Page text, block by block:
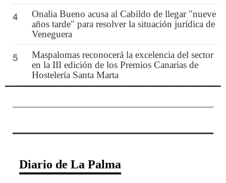
4
Onalia Bueno acusa al Cabildo de llegar "nueve
años tarde" para resolver la situación jurídica de
Veneguera
5
Maspalomas reconocerá la excelencia del sector
en la III edición de los Premios Canarias de
Hostelería Santa Marta
Diario de La Palma